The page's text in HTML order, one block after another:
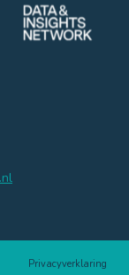
Privacyverklaring